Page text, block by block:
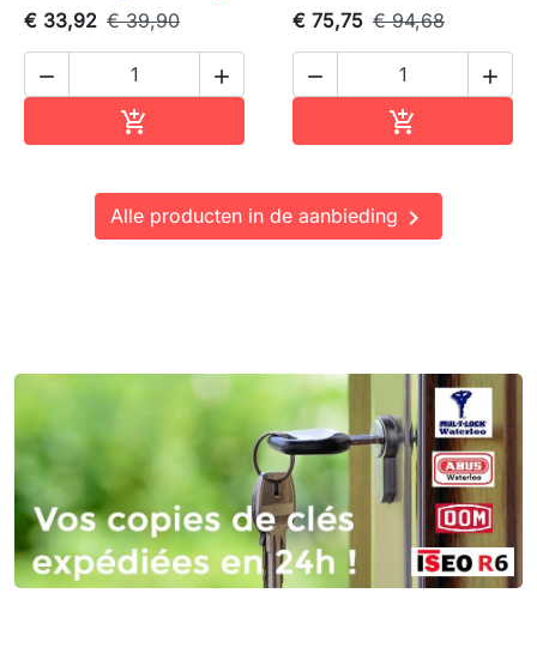
€ 33,92 € 39,90
 

€ 75,75 € 94,68
 

Alle producten in de aanbieding 